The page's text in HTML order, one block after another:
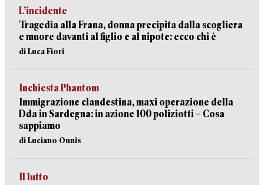
L’incidente
Tragedia alla Frana, donna precipita dalla scogliera
e muore davanti al figlio e al nipote: ecco chi è
di Luca Fiori
Inchiesta Phantom
Immigrazione clandestina, maxi operazione della
Dda in Sardegna: in azione 100 poliziotti – Cosa
sappiamo
di Luciano Onnis
Il lutto